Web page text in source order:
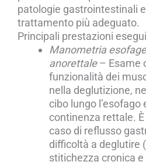
patologie gastrointestinali
trattamento più adeguato.
Principali prestazioni
Manometria
anorettale– Esame
funzionalità dei
nella deglutizione,
cibo lungo l’esofago
continenza rettale.
caso di reflusso
difficoltà a deglutire
stitichezza cronica